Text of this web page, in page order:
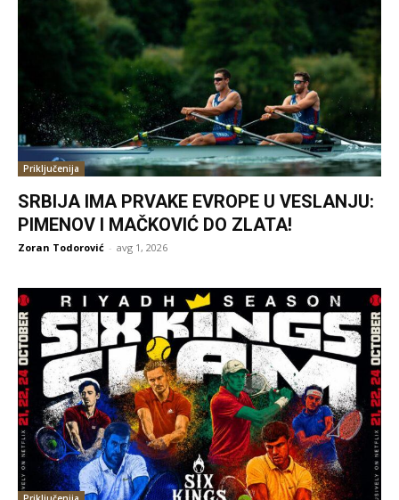
Priključenija
SRBIJA IMA PRVAKE EVROPE U VESLANJU:
PIMENOV I MAČKOVIĆ DO ZLATA!
Zoran Todorović - avg 1, 2026